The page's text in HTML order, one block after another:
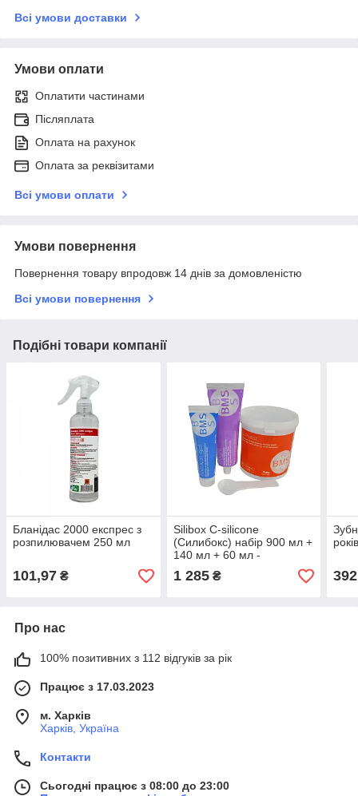
Всі умови доставки
Умови оплати
Оплатити частинами
Післяплата
Оплата на рахунок
Оплата за реквізитами
Всі умови оплати
Умови повернення
Повернення товару впродовж 14 днів за домовленістю
Всі умови повернення
Подібні товари компанії
Бланідас 2000 експрес з
розпилювачем 250 мл
101,97 ₴
Silibox C-silicone
(Силибокс) набір 900 мл +
140 мл + 60 мл -
стоматологічний С-силікон
1 285₴
Про нас
100% позитивних з 112 відгуків за рік
Працює з 17.03.2023
м. Харків
Харків, Україна
Контакти
Сьогодні працює з 08:00 до 23:00